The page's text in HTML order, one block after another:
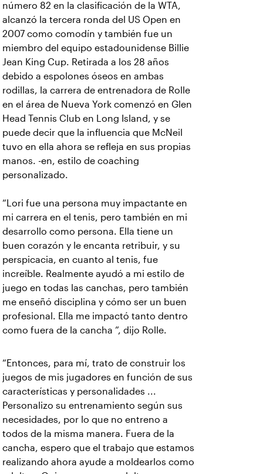
número 82 en la clasificación de la WTA,
alcanzó la tercera ronda del US Open en
2007 como comodín y también fue un
miembro del equipo estadounidense Billie
Jean King Cup. Retirada a los 28 años
debido a espolones óseos en ambas
rodillas, la carrera de entrenadora de Rolle
en el área de Nueva York comenzó en Glen
Head Tennis Club en Long Island, y se
puede decir que la influencia que McNeil
tuvo en ella ahora se refleja en sus propias
manos. -en, estilo de coaching
personalizado.
“Lori fue una persona muy impactante en
mi carrera en el tenis, pero también en mi
desarrollo como persona. Ella tiene un
buen corazón y le encanta retribuir, y su
perspicacia, en cuanto al tenis, fue
increíble. Realmente ayudó a mi estilo de
juego en todas las canchas, pero también
me enseñó disciplina y cómo ser un buen
profesional. Ella me impactó tanto dentro
como fuera de la cancha ”, dijo Rolle.
“Entonces, para mí, trato de construir los
juegos de mis jugadores en función de sus
características y personalidades ...
Personalizo su entrenamiento según sus
necesidades, por lo que no entreno a
todos de la misma manera. Fuera de la
cancha, espero que el trabajo que estamos
realizando ahora ayude a moldearlos como